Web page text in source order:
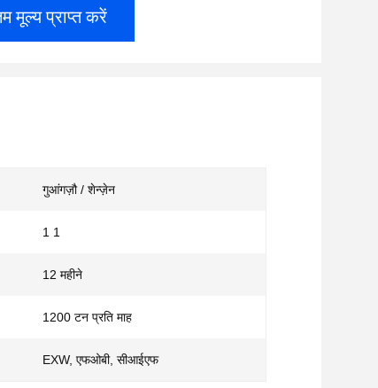
मूल्य प्राप्त करें
गुआंगज़ौ / शेन्ज़ेन
1 1
12 महीने
1200 टन प्रति माह
EXW, एफओबी, सीआईएफ